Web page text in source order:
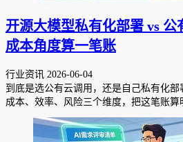
开源大模型私有化部署 vs 公
成本角度算一笔账
行业资讯 2026-06-04
到底是选公有云调用，还是自己私有化
成本、效率、风险三个维度，把这笔账算